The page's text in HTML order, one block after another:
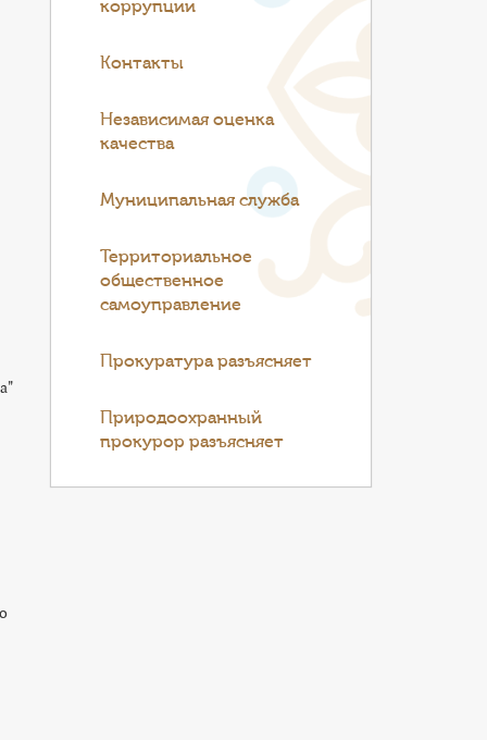
коррупции
Контакты
Независимая оценка
качества
Муниципальная служба
Территориальное
общественное
самоуправление
Прокуратура разъясняет
Природоохранный
прокурор разъясняет